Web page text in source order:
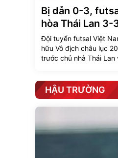
Bị dẫn 0-3,
hòa Thái Lan 3-
Đội tuyển futsal Việt
hữu Vô địch châu lục
trước chủ nhà Thái
HẬU TRƯỜNG